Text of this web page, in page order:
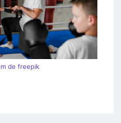
de freepik